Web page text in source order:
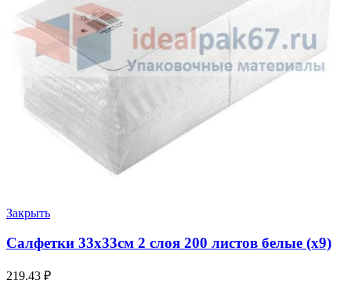
Закрыть
Салфетки 33х33см 2 слоя 200 листов белые (х9)
219.43 ₽